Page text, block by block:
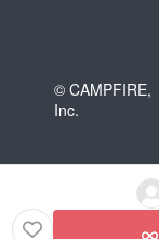
© CAMPFIRE,
Inc.